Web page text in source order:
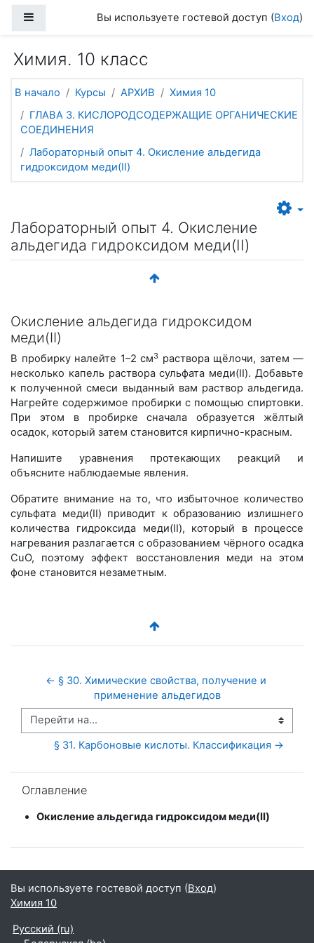
Боковая панельВы используете гостевой доступ (Вход)
Химия. 10 класс
В начало Курсы АРХИВ
Химия 10
ГЛАВА 3. КИСЛОРОДСОДЕРЖАЩИЕ ОРГАНИЧЕСКИЕ
СОЕДИНЕНИЯ
Лабораторный опыт 4. Окисление альдегида
гидроксидом меди(II)
Лабораторный опыт 4. Окисление
альдегида гидроксидом меди(II)
Окисление альдегида гидроксидом
меди(II)
В пробирку налейте 1–2 см3 раствора щёлочи, затем —
несколько капель раствора сульфата меди(II). Добавьте
к полученной смеси выданный вам раствор альдегида.
Нагрейте содержимое пробирки с помощью спиртовки.
При этом в пробирке сначала образуется жёлтый
осадок, который затем становится кирпично-красным.
Напишите уравнения протекающих реакций и
объясните наблюдаемые явления.
Обратите внимание на то, что избыточное количество
сульфата меди(II) приводит к образованию излишнего
количества гидроксида меди(II), который в процессе
нагревания разлагается с образованием чёрного осадка
CuO, поэтому эффект восстановления меди на этом
фоне становится незаметным.
← § 30. Химические свойства, получение и
применение альдегидов
Перейти на...
§ 31. Карбоновые кислоты. Классификация →
Оглавление
Окисление альдегида гидроксидом меди(II)
Вы используете гостевой доступ (Вход)
Химия 10
Русский ‎(ru)‎